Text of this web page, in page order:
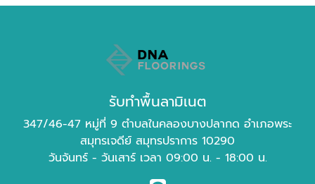
รับทำพื้นลามิเนต
347/46-47 หมู่ที่ 9 ตำบลในคลองบางปลากด อำเภอพระ
สมุทรเจดีย์ สมุทรปราการ 10290
วันจันทร์ - วันเสาร์ เวลา 09:00 น. - 18:00 น.